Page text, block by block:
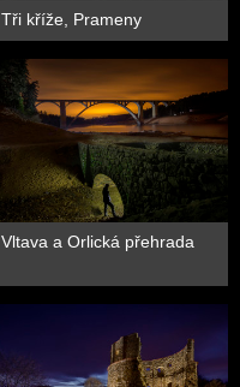
Tři kříže, Prameny
Vltava a Orlická přehrada